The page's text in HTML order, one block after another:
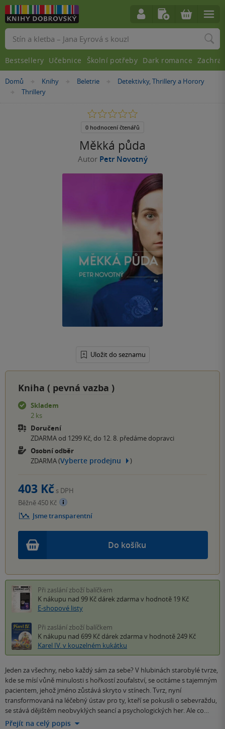
Nacházíte
Domů »Knihy »
Beletrie »
Detektivky, Thrillery a Horory
»
Thrillery
Měkká půda
Autor Petr Novotný
Uložit do seznamu
0.0
5
0 hodnocení čtenářů
Kniha ( pevná vazba )
Skladem
2 ks
Doručení
ZDARMA od 1299 Kč, do 12. 8. předáme dopravci
Osobní odběr
ZDARMA (Vyberte prodejnu )
Do košíku
403 Kč s DPH
Běžně 450 Kč
Jsme transparentní
Při zaslání zboží balíčkem
K nákupu nad 99 Kč dárek zdarma v hodnotě 19 Kč
E-shopové listy
Při zaslání zboží balíčkem
K nákupu nad 699 Kč dárek zdarma v hodnotě 249 Kč
Karel IV. v kouzelném kukátku
Jeden za všechny, nebo každý sám za sebe? V hlubinách starobylé tvrze,
kde se mísí vůně minulosti s hořkostí zoufalství, se ocitáme s tajemným
pacientem, jehož jméno zůstává skryto v stínech. Tvrz, nyní
transformovaná na léčebný ústav pro ty, kteří se pokusili o sebevraždu,
se stává dějištěm neobvyklých seancí a psychologických her. Ale co…
Přejít na celý popis
Vyhledávání
Bestsellery Učebnice Školní potřeby Dark romance